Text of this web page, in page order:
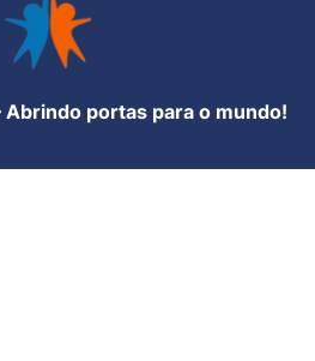
Abrindo portas para o mundo!